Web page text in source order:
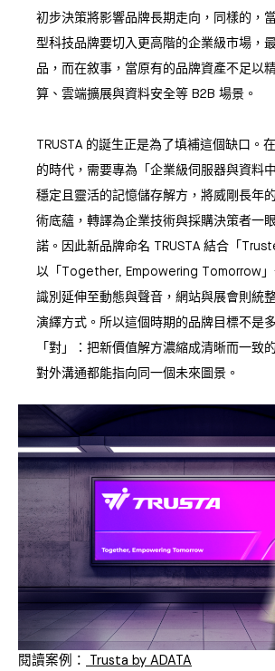
初步決策將影響品牌長期走向，同樣的，
型科技品牌要切入更高階的企業級市場，
品，而在敘事，當原有的品牌資產不足以
算、雲端擴展與資料安全等 B2B 場景。
TRUSTA 的誕生正是為了填補這個缺口。
的時代，需要專為「企業級伺服器與資料
穩定且靈活的記憶儲存解方，將威剛長年
術底蘊，轉譯為企業技術與採購決策者一
諾。因此新品牌命名 TRUSTA 結合「
以「Together, Empowering Tomorrow」
識別延伸至動態與聲音，網站與展會則統
演繹方式。所以這個時期的品牌目標不是
「對」：把新價值解方濃縮成清晰而一致
對外溝通都能指向同一個未來圖景。
閱讀案例： Trusta by ADATA